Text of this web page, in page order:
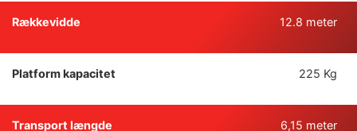
Rækkevidde 12.8 meter
Platform kapacitet 225 Kg
Transport længde 6,15 meter